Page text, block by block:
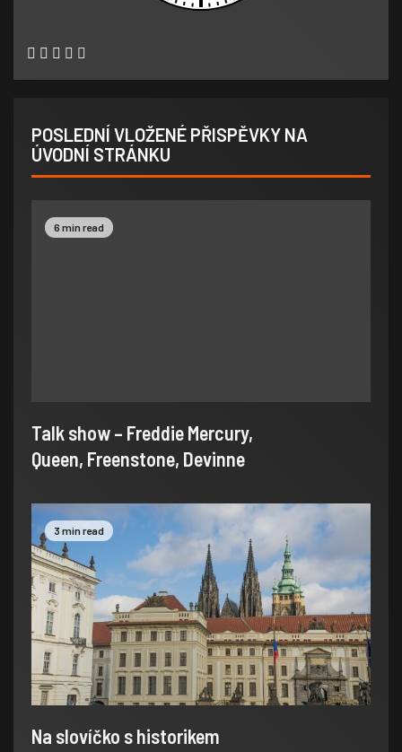
POSLEDNÍ VLOŽENÉ PŘISPĚVKY NA
ÚVODNÍ STRÁNKU
6 min read
Talk show – Freddie Mercury,
Queen, Freenstone, Devinne
3 min read
Na slovíčko s historikem